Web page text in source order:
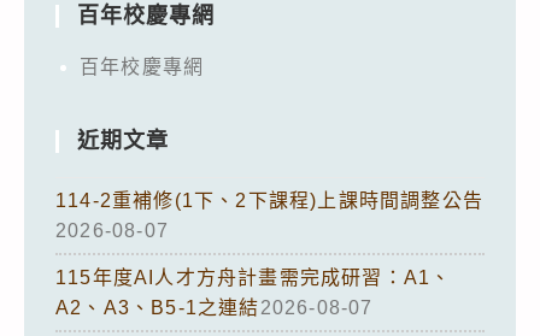
百年校慶專網
百年校慶專網
近期文章
114-2重補修(1下、2下課程)上課時間調整公告
2026-08-07
115年度AI人才方舟計畫需完成研習：A1、
A2、A3、B5-1之連結2026-08-07